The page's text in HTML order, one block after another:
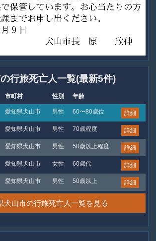
行旅死亡人一覧(最新5件)
市町村 性別 年齢
愛知県犬山市 男性 60〜80歳位 詳細
愛知県犬山市 男性 70歳程度 詳細
愛知県犬山市 男性 50歳以上程度 詳細
愛知県犬山市 女性 60歳代 詳細
愛知県犬山市 男性 50歳以上 詳細
犬山市の行旅死亡人一覧を見る